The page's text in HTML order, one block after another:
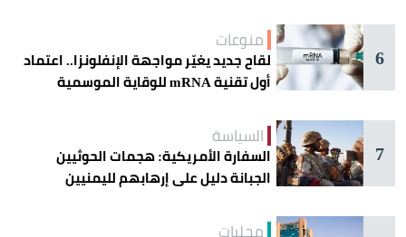
6
منوعات
لقاح جديد يغيّر مواجهة الإنفلونزا.. اعتماد
أول تقنية mRNA للوقاية الموسمية
7
السياسة
السفارة الأمريكية: هجمات الحوثيين
الجبانة دليل على إرهابهم لليمنيين